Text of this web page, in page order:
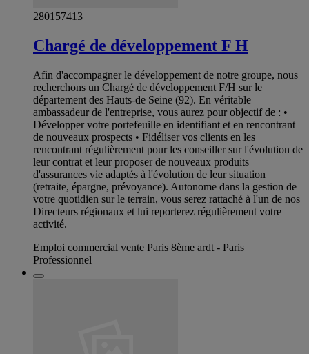
280157413
Chargé de développement F H
Afin d'accompagner le développement de notre groupe, nous
recherchons un Chargé de développement F/H sur le
département des Hauts-de Seine (92). En véritable
ambassadeur de l'entreprise, vous aurez pour objectif de : •
Développer votre portefeuille en identifiant et en rencontrant
de nouveaux prospects • Fidéliser vos clients en les
rencontrant régulièrement pour les conseiller sur l'évolution de
leur contrat et leur proposer de nouveaux produits
d'assurances vie adaptés à l'évolution de leur situation
(retraite, épargne, prévoyance). Autonome dans la gestion de
votre quotidien sur le terrain, vous serez rattaché à l'un de nos
Directeurs régionaux et lui reporterez régulièrement votre
activité.
Emploi commercial vente Paris 8ème ardt - Paris
Professionnel